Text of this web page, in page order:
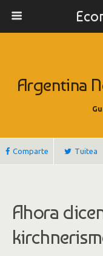
Argentina
Comparte Tuitea
Ahora